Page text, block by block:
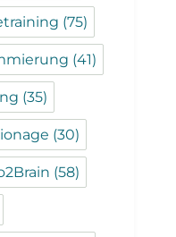
(75)
(41)
(35)
(30)
(58)